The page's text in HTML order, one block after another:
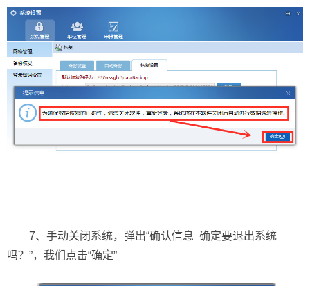
7、手动关闭系统，弹出“确认信息 确定要退出系统
吗？”，我们点击“确定”